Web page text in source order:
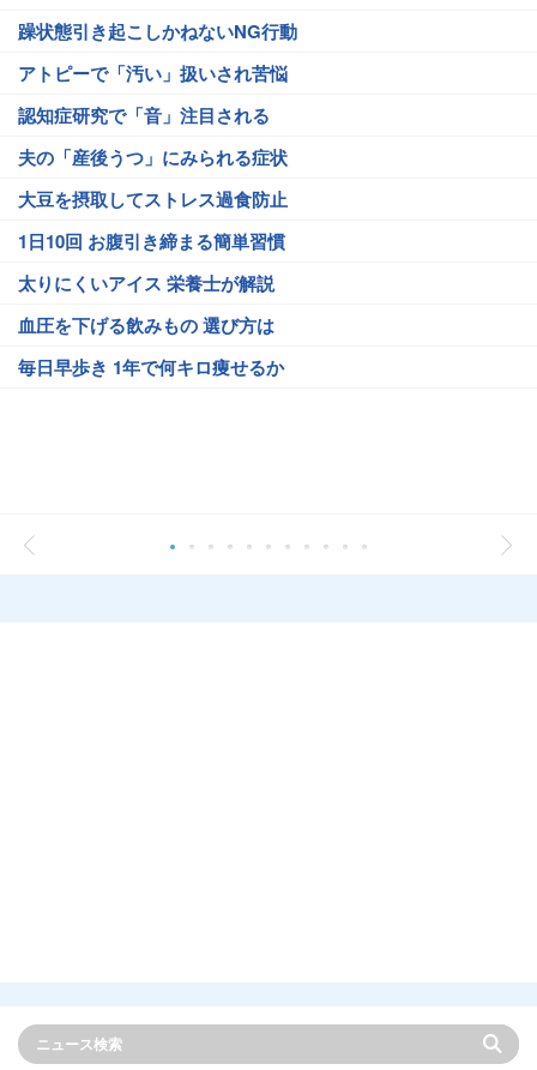
躁状態引き起こしかねないNG行動
アトピーで「汚い」扱いされ苦悩
認知症研究で「音」注目される
夫の「産後うつ」にみられる症状
大豆を摂取してストレス過食防止
1日10回 お腹引き締まる簡単習慣
太りにくいアイス 栄養士が解説
血圧を下げる飲みもの 選び方は
毎日早歩き 1年で何キロ痩せるか